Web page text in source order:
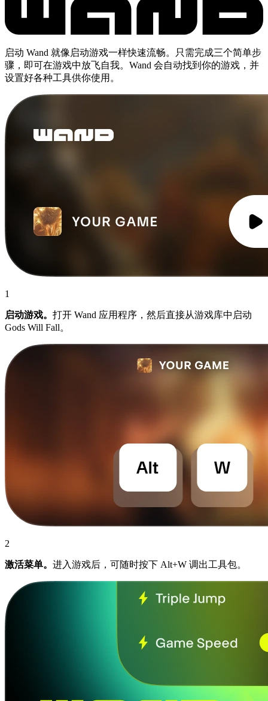
启动 Wand 就像启动游戏一样快速流畅。只需完成三个简单步
骤，即可在游戏中放飞自我。Wand 会自动找到你的游戏，并
设置好各种工具供你使用。
1
启动游戏。 打开 Wand 应用程序，然后直接从游戏库中启动
Gods Will Fall。
2
激活菜单。 进入游戏后，可随时按下 Alt+W 调出工具包。